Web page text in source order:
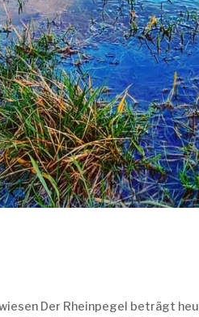
Der Rheinpegel beträgt